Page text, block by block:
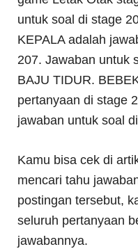
untuk soal di stage
KEPALA adalah
207. Jawaban untuk
BAJU TIDUR.
pertanyaan di stage
jawaban untuk soal
Kamu bisa cek di
mencari tahu
postingan tersebut,
seluruh pertanyaan
jawabannya.